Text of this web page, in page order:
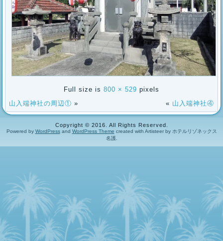
Full size is 800 × 529 pixels
山入端神社の周辺① » « 山入端神社④
Copyright © 2016. All Rights Reserved.
Powered by WordPressand WordPress Theme created with Artisteer by ホテルリゾネックス
名護.